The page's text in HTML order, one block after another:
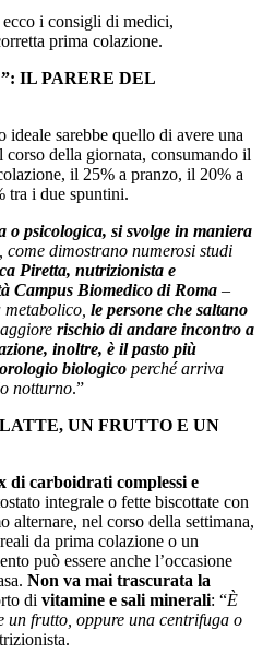
i consigli di medici,
prima colazione.
IL PARERE DEL
sarebbe quello di avere una
corso della giornata, consumando il
il 25% a pranzo, il 20% a
tra i due spuntini.
o psicologica, si svolge in maniera
, come dimostrano numerosi studi
Piretta, nutrizionista e
Campus Biomedico di Roma –
le persone che saltano
rischio di andare incontro a
inoltre, è il pasto più
biologico perché arriva
notturno.”
UN FRUTTO E UN
di carboidrati complessi e
integrale o fette biscottate con
alternare, nel corso della settimana,
da prima colazione o un
può essere anche l’occasione
Non va mai trascurata la
di vitamine e sali minerali: “È
un frutto, oppure una centrifuga o